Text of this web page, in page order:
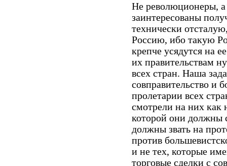
Не революционеры,
заинтересованы
технически
Россию, ибо такую
крепче усядутся на
их правительствам
всех стран. Наша
совправительство и
пролетарии всех
смотрели на них как
которой они должны
должны звать на
против
и не тех, которые
торговые сделки с